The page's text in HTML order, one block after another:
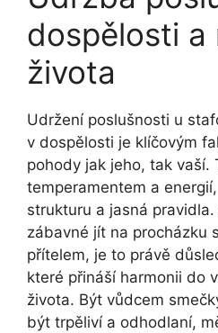
dospělosti a
života
Udržení poslušnosti u⁤
v dospělosti je klíčovým
pohody jak jeho, tak vaší.
‍temperamentem a
strukturu a jasná
zábavné jít na procházku
přítelem, je ‌to právě
které přináší harmonii do
života. Být vůdcem
být trpěliví a odhodlaní,